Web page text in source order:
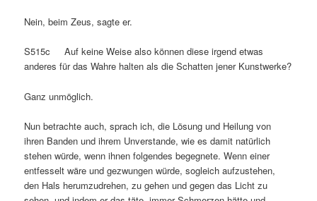
Nein, beim Zeus, sagte er.
S515c Auf keine Weise also können diese irgend etwas
anderes für das Wahre halten als die Schatten jener Kunstwerke?
Ganz unmöglich.
Nun betrachte auch, sprach ich, die Lösung und Heilung von
ihren Banden und ihrem Unverstande, wie es damit natürlich
stehen würde, wenn ihnen folgendes begegnete. Wenn einer
entfesselt wäre und gezwungen würde, sogleich aufzustehen,
den Hals herumzudrehen, zu gehen und gegen das Licht zu